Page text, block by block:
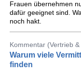
Frauen übernehmen
dafür geeignet sind.
noch hakt.
Kommentar (Vertrieb
Warum viele
finden